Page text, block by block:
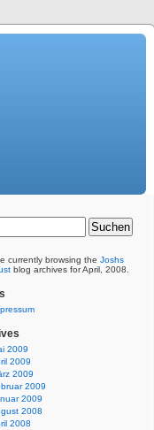
currently browsing the Joshs
blog archives for April, 2008.
2009
2009
2009
2009
2009
2008
2008